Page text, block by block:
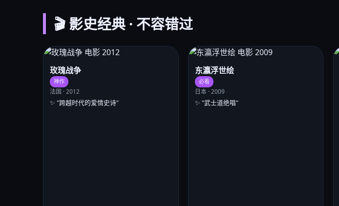
🎬 影史经典 · 不容错过
玫瑰战争
神作
法国 · 2012
✨ "跨越时代的爱情史诗"
东瀛浮世绘
必看
日本 · 2009
✨ "武士道绝唱"